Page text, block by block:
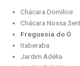
Chácara Domilice
Chácara Nossa
Freguesia do Ó
Itaberaba
Jardim Adélia